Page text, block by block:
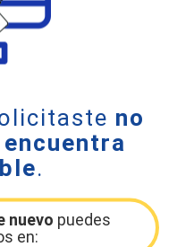
no
.
nuevo puedes
en: